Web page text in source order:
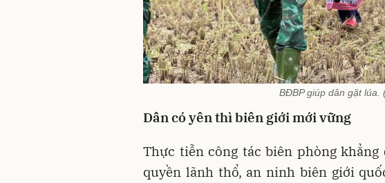
BĐBP giúp dân gặt lúa.
Dân có yên thì biên giới mới vững
Thực tiễn công tác biên phòng
quyền lãnh thổ, an ninh biên giới